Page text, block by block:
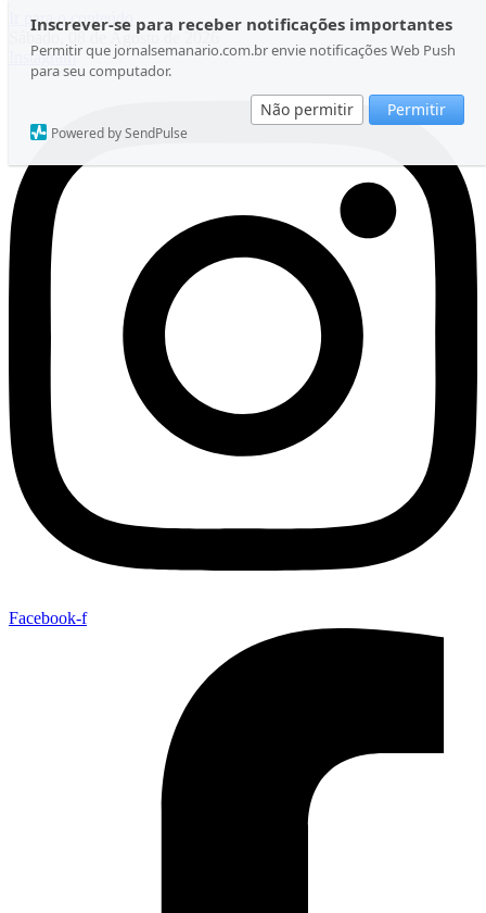
Inscrever-se para receber notificações importantes
Permitir que jornalsemanario.com.br envie notificações Web Push
para seu computador.
Não permitir Permitir
Powered by SendPulse
Ir para o conteúdo
Sábado, 08 de Agosto de 2026
Instagram
Facebook-f